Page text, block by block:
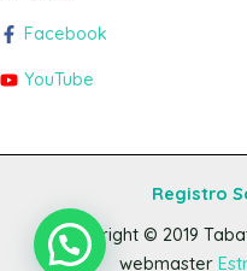
Facebook
YouTube
Registro
Copyright © 2019
webmaster